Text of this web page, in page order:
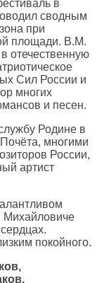
в
сводным
при
площади. В.М.
отечественную
Сил России и
многих
и песен.
Родине в
многими
России,
артист
Михайловиче
покойного.